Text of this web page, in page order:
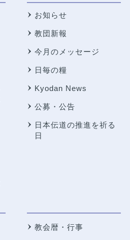
お知らせ
教団新報
今月のメッセージ
日毎の糧
Kyodan News
公募・公告
日本伝道の推進を祈る
日
教会暦・行事